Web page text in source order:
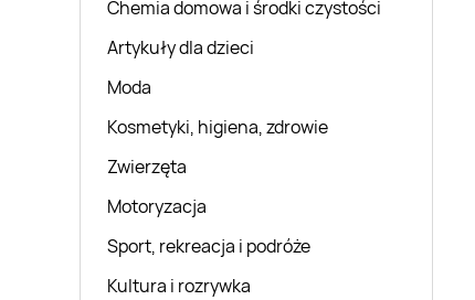
Chemia domowa i środki czystości
Artykuły dla dzieci
Moda
Kosmetyki, higiena, zdrowie
Zwierzęta
Motoryzacja
Sport, rekreacja i podróże
Kultura i rozrywka